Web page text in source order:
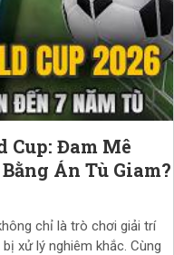
Cup: Đam Mê
Án Tù Giam?
chỉ là trò chơi giải trí
xử lý nghiêm khắc. Cùng